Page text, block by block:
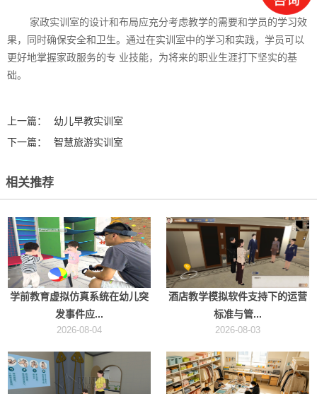
家政实训室的设计和布局应充分考虑教学的需要和学员的学习效
果，同时确保安全和卫生。通过在实训室中的学习和实践，学员可以
更好地掌握家政服务的专 业技能，为将来的职业生涯打下坚实的基
础。‍
上一篇：
幼儿早教实训室
下一篇：
智慧旅游实训室
相关推荐
学前教育虚拟仿真系统在幼儿突
发事件应...
2026-08-04
酒店教学模拟软件支持下的运营
标准与管...
2026-08-03